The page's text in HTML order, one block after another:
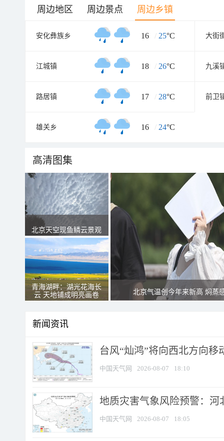
周边地区 周边景点 周边乡镇
安化彝族乡 16 / 25°C 大街
江城镇 18 / 26°C 九溪
路居镇 17 / 28°C 前卫
雄关乡 16 / 24°C
高清图集
北京天空现鱼鳞云景观
青海湖畔：湖光花海长
云 天地铺成明亮画卷
北京气温创今年来新高 焖蒸
新闻资讯
台风“灿鸿”将向西北方向移
中国天气网 2026-08-07 18:10
地质灾害气象风险预警：河
中国天气网 2026-08-07 18:05